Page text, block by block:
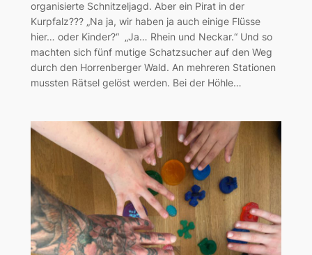
organisierte Schnitzeljagd. Aber ein Pirat in der
Kurpfalz??? „Na ja, wir haben ja auch einige Flüsse
hier… oder Kinder?“ „Ja… Rhein und Neckar.“ Und so
machten sich fünf mutige Schatzsucher auf den Weg
durch den Horrenberger Wald. An mehreren Stationen
mussten Rätsel gelöst werden. Bei der Höhle…